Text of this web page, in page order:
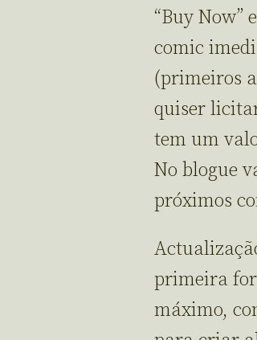
“Buy
comic
(primeiros
quiser
tem um
No blogue
próximos
primeira
máximo,